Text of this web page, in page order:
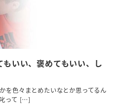
いい、褒めてもいい、し
を色々まとめたいなとか思ってるん
って […]